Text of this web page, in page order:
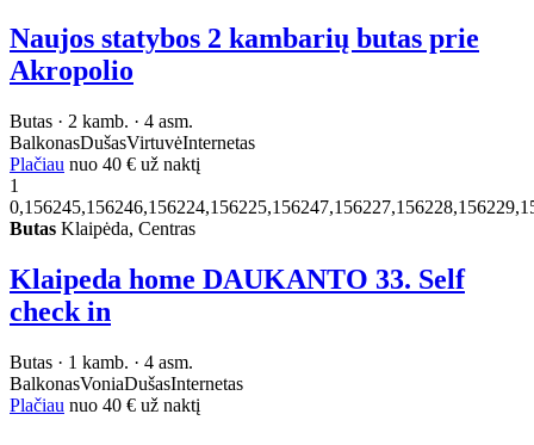
Naujos statybos 2 kambarių butas prie
Akropolio
Butas · 2 kamb. · 4 asm.
BalkonasDušasVirtuvėInternetas
Plačiau nuo 40 € už naktį
1
Butas Klaipėda, Centras
Klaipeda home DAUKANTO 33. Self
check in
Butas · 1 kamb. · 4 asm.
BalkonasVoniaDušasInternetas
Plačiau nuo 40 € už naktį